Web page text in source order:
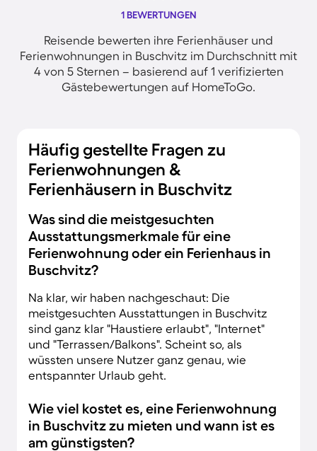
1 BEWERTUNGEN
Reisende bewerten ihre Ferienhäuser und
Ferienwohnungen in Buschvitz im Durchschnitt mit
4 von 5 Sternen – basierend auf 1 verifizierten
Gästebewertungen auf HomeToGo.
Häufig gestellte Fragen zu
Ferienwohnungen &
Ferienhäusern in Buschvitz
Was sind die meistgesuchten
Ausstattungsmerkmale für eine
Ferienwohnung oder ein Ferienhaus in
Buschvitz?
Na klar, wir haben nachgeschaut: Die
meistgesuchten Ausstattungen in Buschvitz
sind ganz klar "Haustiere erlaubt", "Internet"
und "Terrassen/Balkons". Scheint so, als
wüssten unsere Nutzer ganz genau, wie
entspannter Urlaub geht.
Wie viel kostet es, eine Ferienwohnung
in Buschvitz zu mieten und wann ist es
am günstigsten?